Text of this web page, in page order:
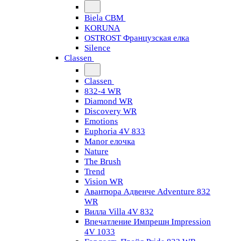
Biela CBM
KORUNA
OSTROST Французская елка
Silence
Classen
Classen
832-4 WR
Diamond WR
Discovery WR
Emotions
Euphoria 4V 833
Manor елочка
Nature
The Brush
Trend
Vision WR
Авантюра Адвенче Adventure 832
WR
Вилла Villa 4V 832
Впечатление Импрешн Impression
4V 1033